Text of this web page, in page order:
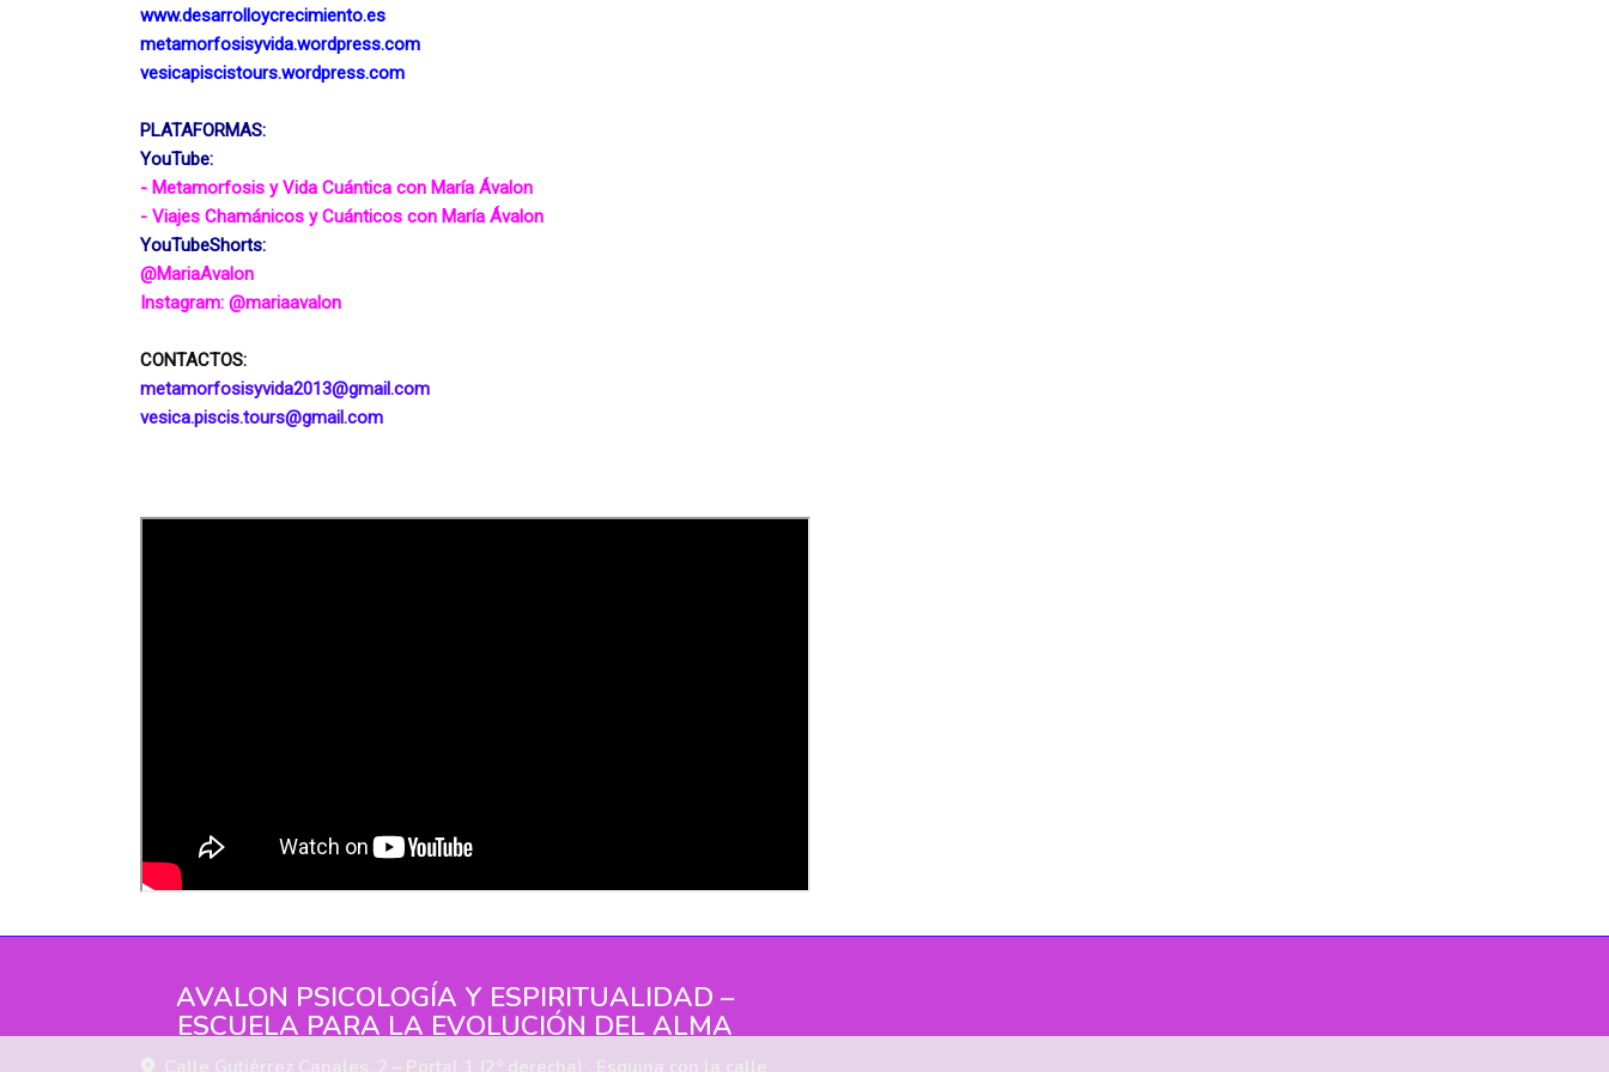
www.desarrolloycrecimiento.es
metamorfosisyvida.wordpress.com
vesicapiscistours.wordpress.com
PLATAFORMAS:
YouTube:
- Metamorfosis y Vida Cuántica con María Ávalon
- Viajes Chamánicos y Cuánticos con María Ávalon
YouTubeShorts:
@MariaAvalon
Instagram: @mariaavalon
CONTACTOS:
metamorfosisyvida2013
gmail.com
vesica.piscis.tours
gmail.com
AVALON PSICOLOGÍA Y ESPIRITUALIDAD –
ESCUELA PARA LA EVOLUCIÓN DEL ALMA
Calle Gutiérrez Canales, 2 – Portal 1 (2º derecha) . Esquina con la calle